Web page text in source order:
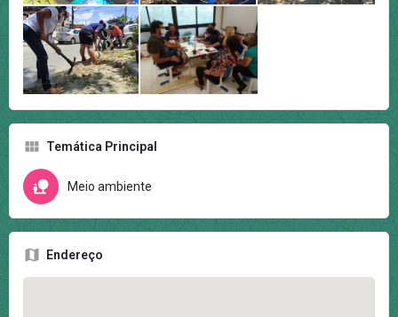
Temática Principal
Meio ambiente
Endereço